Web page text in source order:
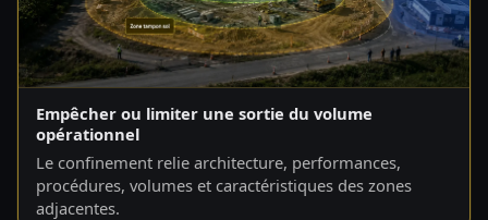
Empêcher ou limiter une sortie du volume
opérationnel
Le confinement relie architecture, performances,
procédures, volumes et caractéristiques des zones
adjacentes.